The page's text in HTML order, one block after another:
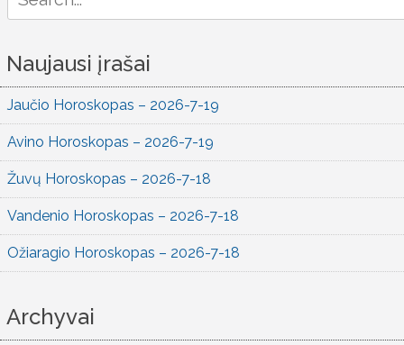
for:
Naujausi įrašai
Jaučio Horoskopas – 2026-7-19
Avino Horoskopas – 2026-7-19
Žuvų Horoskopas – 2026-7-18
Vandenio Horoskopas – 2026-7-18
Ožiaragio Horoskopas – 2026-7-18
Archyvai